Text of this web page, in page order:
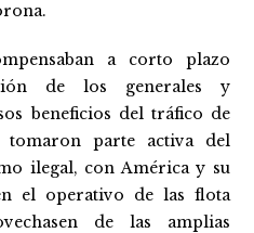
a corto plazo
de los generales y
beneficios del tráfico de
tomaron parte activa del
ilegal, con América y su
el operativo de las flota
de las amplias